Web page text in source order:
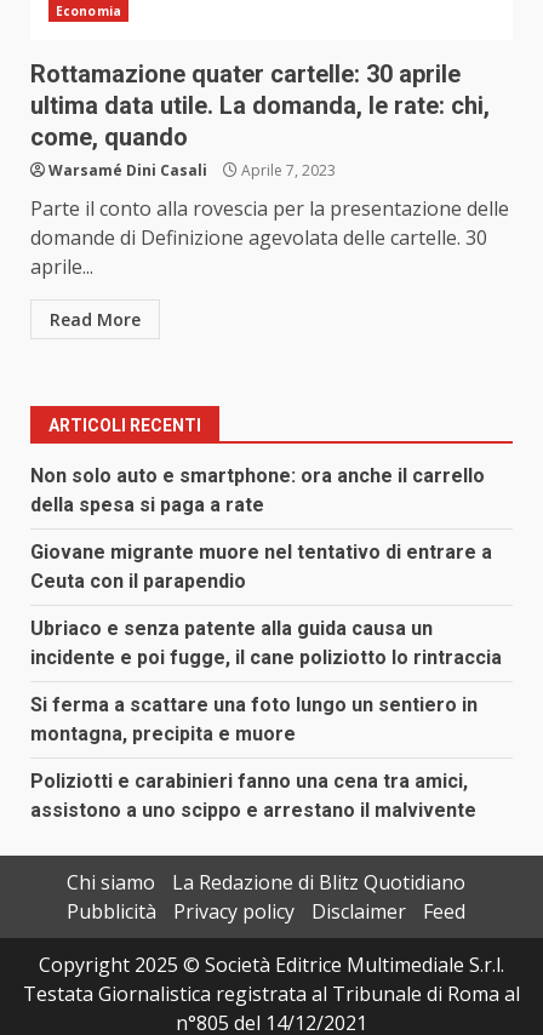
Economia
Rottamazione quater cartelle: 30 aprile
ultima data utile. La domanda, le rate: chi,
come, quando
Warsamé Dini Casali Aprile 7, 2023
Parte il conto alla rovescia per la presentazione delle
domande di Definizione agevolata delle cartelle. 30
aprile...
Read More
ARTICOLI RECENTI
Non solo auto e smartphone: ora anche il carrello
della spesa si paga a rate
Giovane migrante muore nel tentativo di entrare a
Ceuta con il parapendio
Ubriaco e senza patente alla guida causa un
incidente e poi fugge, il cane poliziotto lo rintraccia
Si ferma a scattare una foto lungo un sentiero in
montagna, precipita e muore
Poliziotti e carabinieri fanno una cena tra amici,
assistono a uno scippo e arrestano il malvivente
Chi siamo
La Redazione di Blitz Quotidiano
Pubblicità
Privacy policy Disclaimer
Feed
Copyright 2025 © Società Editrice Multimediale S.r.l.
Testata Giornalistica registrata al Tribunale di Roma al
n°805 del 14/12/2021